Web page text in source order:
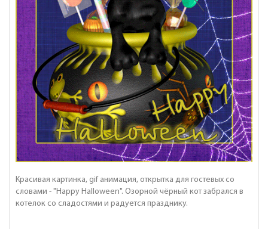
Красивая картинка, gif анимация, открытка для гостевых со
словами - "Happy Halloween". Озорной чёрный кот забрался в
котелок со сладостями и радуется празднику.